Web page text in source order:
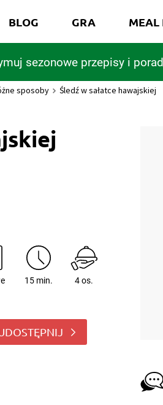
sezonowe przepisy i
BLOG GRA MEAL
sposoby Śledź w sałatce hawajskiej
15 min. 4 os.